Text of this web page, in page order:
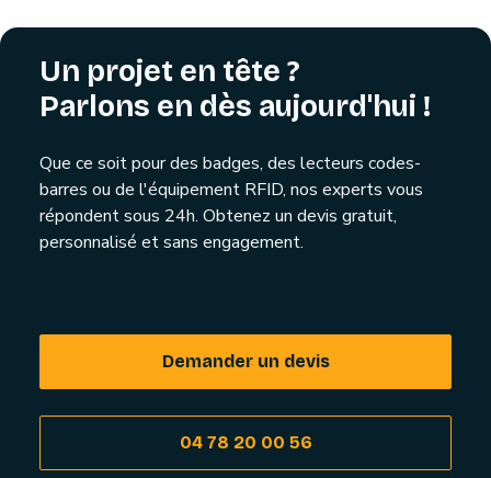
Un projet en tête ?
Parlons en dès aujourd'hui !
Que ce soit pour des badges, des lecteurs codes-
barres ou de l'équipement RFID, nos experts vous
répondent sous 24h. Obtenez un devis gratuit,
personnalisé et sans engagement.
Demander un devis
04 78 20 00 56